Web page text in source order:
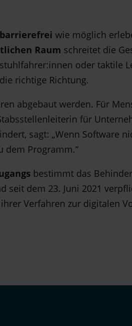
barrierefrei wie möglich
Raum schreitet die
oder taktile
richtige Richtung.
abgebaut werden. Für
für
sagt: „Wenn Software
dem Programm.“
bestimmt das
seit dem 23. Juni 2021
Verfahren zur digitalen